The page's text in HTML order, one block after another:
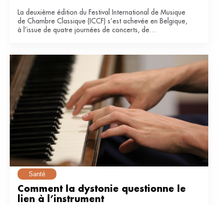
La deuxième édition du Festival International de Musique
de Chambre Classique (ICCF) s’est achevée en Belgique,
à l’issue de quatre journées de concerts, de
Santé
Comment la dystonie questionne le
lien à l’instrument